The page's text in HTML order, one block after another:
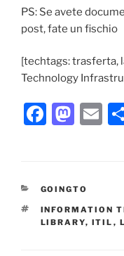
PS: Se avete
post, fate un fischio
[techtags: trasferta,
Technology
F
e
b
o
M
o
d
o
E
CATEGORIE
GOINGTO
TAG
INFORMATION
LIBRARY, ITIL ,